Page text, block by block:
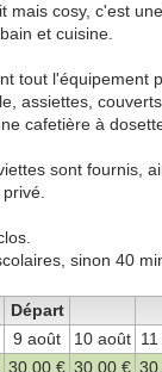
mais cosy, c'est
et cuisine.
tout l'équipement
assiettes,
cafetière à
sont fournis,
sinon 40
Départ
9 août 10 août
30,00 € 30,00 € 30